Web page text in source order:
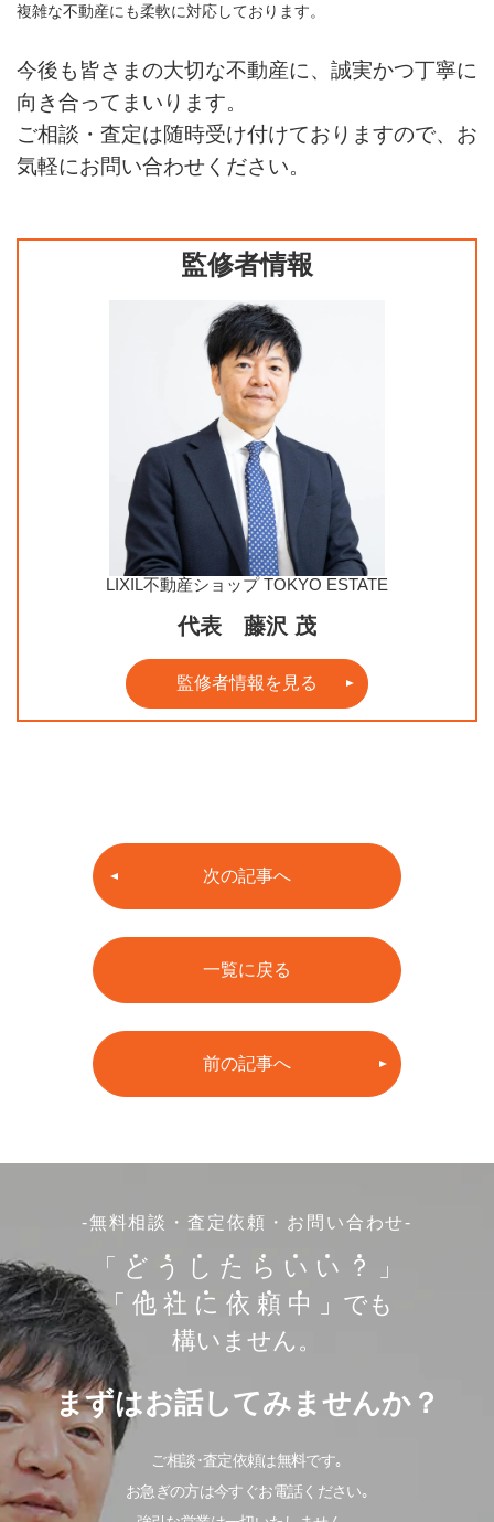
複雑な不動産にも柔軟に対応しております。
今後も皆さまの大切な不動産に、誠実かつ丁寧に
向き合ってまいります。
ご相談・査定は随時受け付けておりますので、お
気軽にお問い合わせください。
監修者情報
LIXIL不動産ショップ TOKYO ESTATE
代表 藤沢 茂
監修者情報を見る
次の記事へ
一覧に戻る
前の記事へ
-無料相談・査定依頼・お問い合わせ-
「 ど う し た ら い い ？
」
「 他 社 に 依 頼 中 」でも
構いません。
まずはお話してみませんか？
ご相談･査定依頼は無料です｡
お急ぎの方は今すぐお電話ください｡